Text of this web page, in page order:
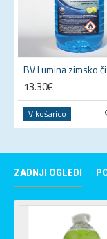
13.30€
V košarico
ZADNJI OGLEDI